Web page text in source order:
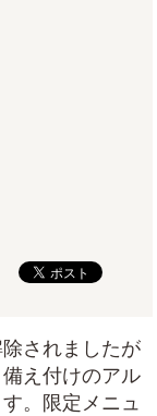
されましたが
え付けのアル
。限定メニュ